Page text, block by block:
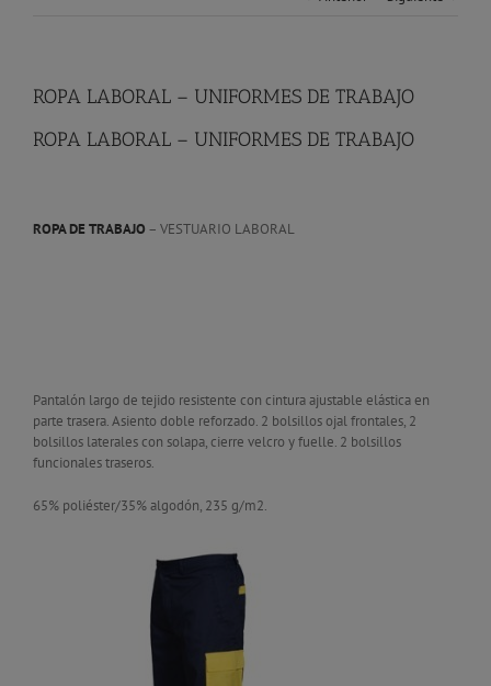
ROPA LABORAL – UNIFORMES DE TRABAJO
ROPA LABORAL – UNIFORMES DE TRABAJO
ROPA DE TRABAJO – VESTUARIO LABORAL
Pantalón largo de tejido resistente con cintura ajustable elástica en
parte trasera. Asiento doble reforzado. 2 bolsillos ojal frontales, 2
bolsillos laterales con solapa, cierre velcro y fuelle. 2 bolsillos
funcionales traseros.
65% poliéster/35% algodón, 235 g/m2.